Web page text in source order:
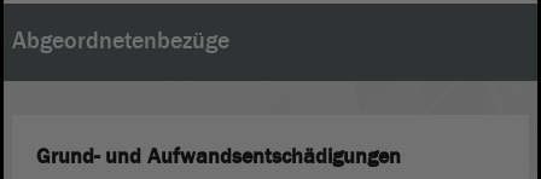
Abgeordnetenbezüge
Grund- und Aufwandsentschädigungen